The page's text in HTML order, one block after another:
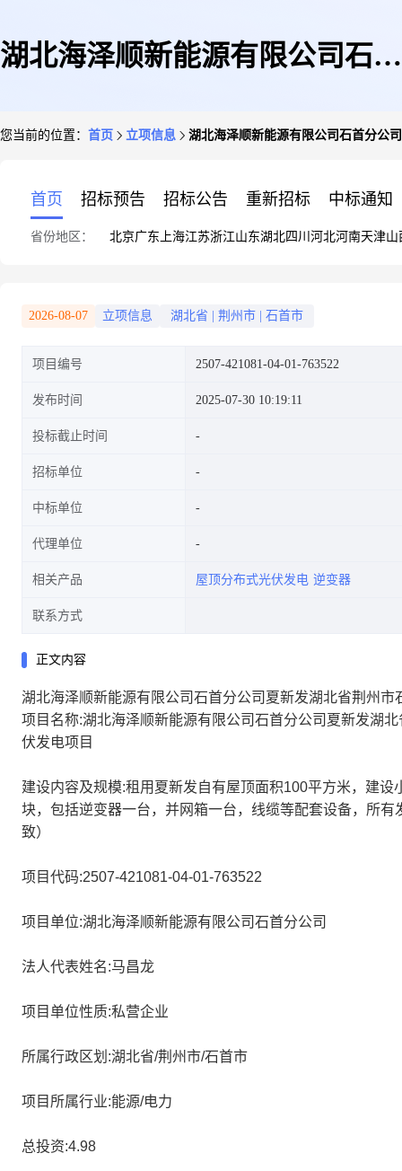
湖北海泽顺新能源有限公司石首
15KW屋顶分布式光伏发电项目
您当前的位置： 首页 立项信息 湖北海泽顺新能源有限公司石首分公
首页 招标预告 招标公告 重新招标 中标通知
省份地区： 北京广东 上海江苏浙江山东湖北四川 河北河南天津山
2026-08-07 立项信息 湖北省 荆州市 石首市
项目编号 2507-421081-04-01-763522
发布时间 2025-07-30 10:19:11
投标截止时间
招标单位
中标单位
代理单位
相关产品 屋顶分布式光伏发电 逆变器
联系方式
正文内容
湖北海泽顺新能源有限公司石首分公司夏新发湖北省荆州
项目名称:湖北海泽顺新能源有限公司石首分公司夏新发湖
伏发电项目
建设内容及规模:租用夏新发自有屋顶面积100平方米，建
块，包括逆变器一台，并网箱一台，线缆等配套设备，所
致）
项目代码:2507-421081-04-01-763522
项目单位:湖北海泽顺新能源有限公司石首分公司
法人代表姓名:马昌龙
项目单位性质:私营企业
所属行政区划:湖北省/荆州市/石首市
项目所属行业:能源/电力
总投资:4.98